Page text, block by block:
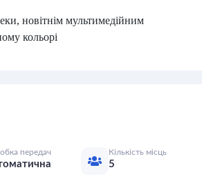
новітнім мультимедійним
кольорі
передач Кількість місць
5